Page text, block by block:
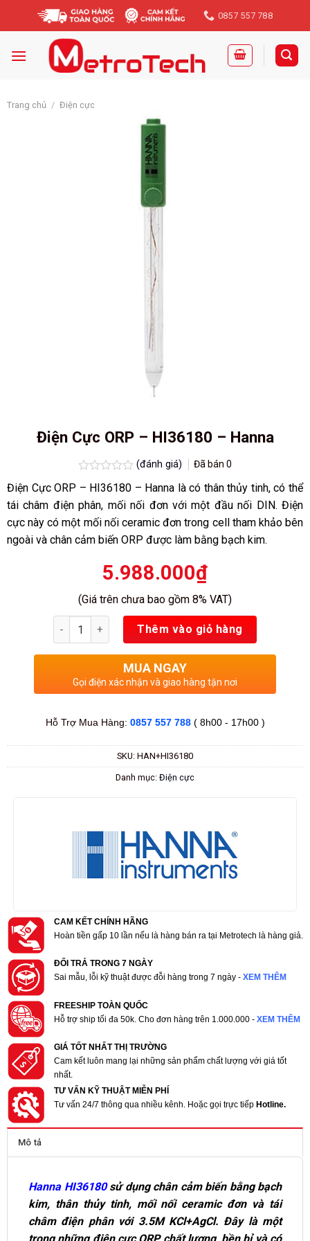
0857 557 788
Trang chủ / Điện cực
Điện Cực ORP – HI36180 – Hanna
Được
xếp
hạng
0.0
5
sao
(đánh giá) Đã bán0
Điện Cực ORP – HI36180 – Hanna là có thân thủy tinh, có thể
tái châm điện phân, mối nối đơn với một đầu nối DIN. Điện
cực này có một mối nối ceramic đơn trong cell tham khảo bên
ngoài và chân cảm biến ORP được làm bằng bạch kim.
5.988.000₫
(Giá trên chưa bao gồm 8% VAT)
Số lượng Thêm vào giỏ hàng
MUA NGAY
Gọi điện xác nhận và giao hàng tận nơi
Hỗ Trợ Mua Hàng: 0857 557 788 ( 8h00 - 17h00 )
SKU: HAN+HI36180
Danh mục: Điện cực
CAM KẾT CHÍNH HÃNG
Hoàn tiền gấp 10 lần nếu là hàng bán ra tại Metrotech là hàng giả.
ĐỔI TRẢ TRONG 7 NGÀY
Sai mẫu, lỗi kỹ thuật được đỗi hàng trong 7 ngày - XEM THÊM
FREESHIP TOÀN QUỐC
Hỗ trợ ship tối đa 50k. Cho đơn hàng trên 1.000.000 - XEM THÊM
GIÁ TỐT NHẤT THỊ TRƯỜNG
Cam kết luôn mang lại những sản phẩm chất lượng với giá tốt
nhất.
TƯ VẤN KỸ THUẬT MIỄN PHÍ
Tư vấn 24/7 thông qua nhiều kênh. Hoặc gọi trực tiếp Hotline.
Mô tả
Hanna HI36180sử dụng chân cảm biến bằng bạch
kim, thân thủy tinh, mối nối ceramic đơn và tái
châm điện phân với 3.5M KCl+AgCl. Đây là một